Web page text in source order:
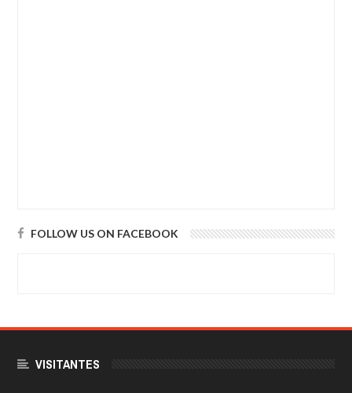
FOLLOW US ON FACEBOOK
VISITANTES